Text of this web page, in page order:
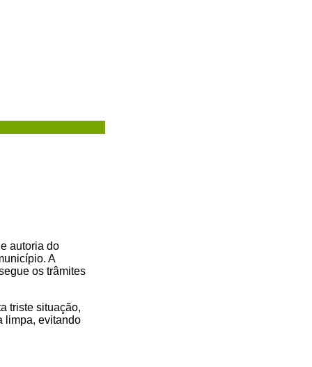
autoria do
A
os trâmites
triste situação,
limpa, evitando